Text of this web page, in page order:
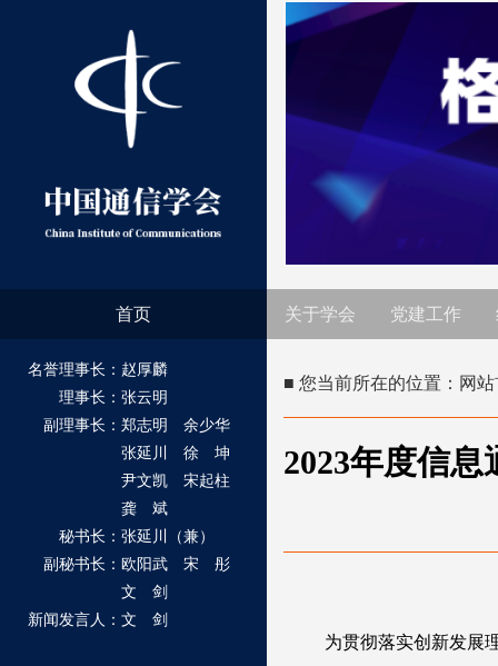
首页 关于学会 党建工作
名誉理事长：赵厚麟
理事长：张云明
副理事长：郑志明 余少华
张延川 徐 坤
尹文凯 宋起柱
龚 斌
秘书长：张延川（兼）
副秘书长：欧阳武 宋 彤
文 剑
新闻发言人：文 剑
■ 您当前所在的位置： 网
2023年度信
为贯彻落实创新发展